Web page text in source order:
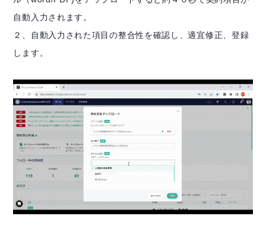
自動入力されます。
２、自動入力された項目の整合性を確認し、適宜修正、登録
します。